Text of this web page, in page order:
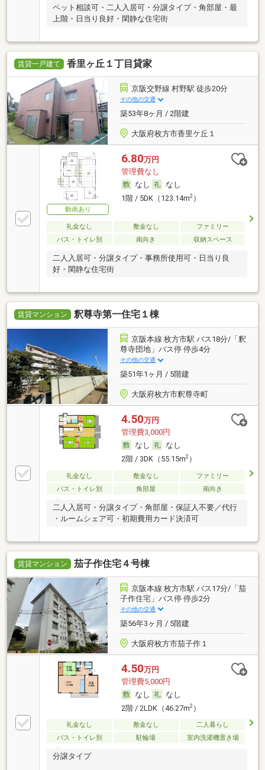
ペット相談可・二人入居可・分譲タイプ・角部屋・最
上階・日当り良好・閑静な住宅街
賃貸一戸建て 香里ヶ丘１丁目貸家
京阪交野線 村野駅 徒歩20分
その他の交通
築53年8ヶ月 / 2階建
大阪府枚方市香里ケ丘１
動画あり
6.80万円
管理費なし
なし
なし
1階 / 5DK（123.14m2）
礼金なし 敷金なし
ファミリー
バス・トイレ別
南向き 収納スペース
二人入居可・分譲タイプ・事務所使用可・日当り良
好・閑静な住宅街
賃貸マンション 釈尊寺第一住宅１棟
京阪本線 枚方市駅 バス18分/「釈
尊寺団地」バス停 停歩4分
その他の交通
築51年1ヶ月 / 5階建
大阪府枚方市釈尊寺町
4.50万円
管理費3,000円
なし
なし
2階 / 3DK（55.15m2）
礼金なし 敷金なし
ファミリー
バス・トイレ別
角部屋 南向き
二人入居可・分譲タイプ・角部屋・保証人不要／代行
・ルームシェア可・初期費用カード決済可
賃貸マンション 茄子作住宅４号棟
京阪本線 枚方市駅 バス17分/「茄
子作住宅」バス停 停歩2分
その他の交通
築56年3ヶ月 / 5階建
大阪府枚方市茄子作１
4.50万円
管理費5,000円
なし
なし
2階 / 2LDK（46.27m2）
礼金なし 敷金なし
二人暮らし
バス・トイレ別
駐輪場 室内洗濯機置き場
分譲タイプ